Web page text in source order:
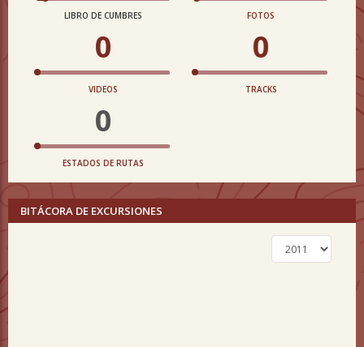
LIBRO DE CUMBRES FOTOS
0
VIDEOS
0
TRACKS
0
ESTADOS DE RUTAS
BITÁCORA DE EXCURSIONES